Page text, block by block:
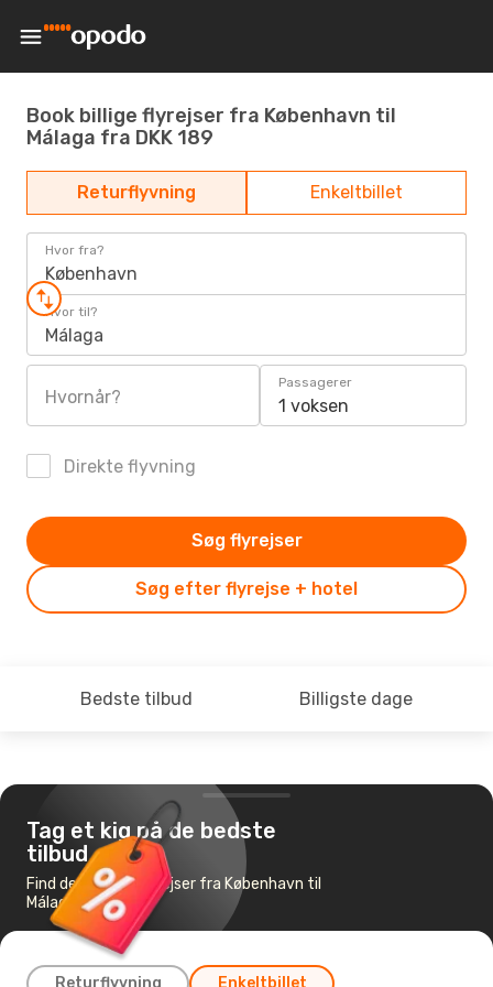
Book billige flyrejser fra København til
Málaga fra DKK 189
Returflyvning Enkeltbillet
Hvor fra?
København
Hvor til?
Málaga
Hvornår?
Passagerer
1 voksen
Direkte flyvning
Søg efter flyrejse + hotel
Søg flyrejser
Bedste tilbud Billigste dage
Tag et kig på de bedste
tilbud
Find de billigste flyrejser fra København til
Málaga
Returflyvning Enkeltbillet